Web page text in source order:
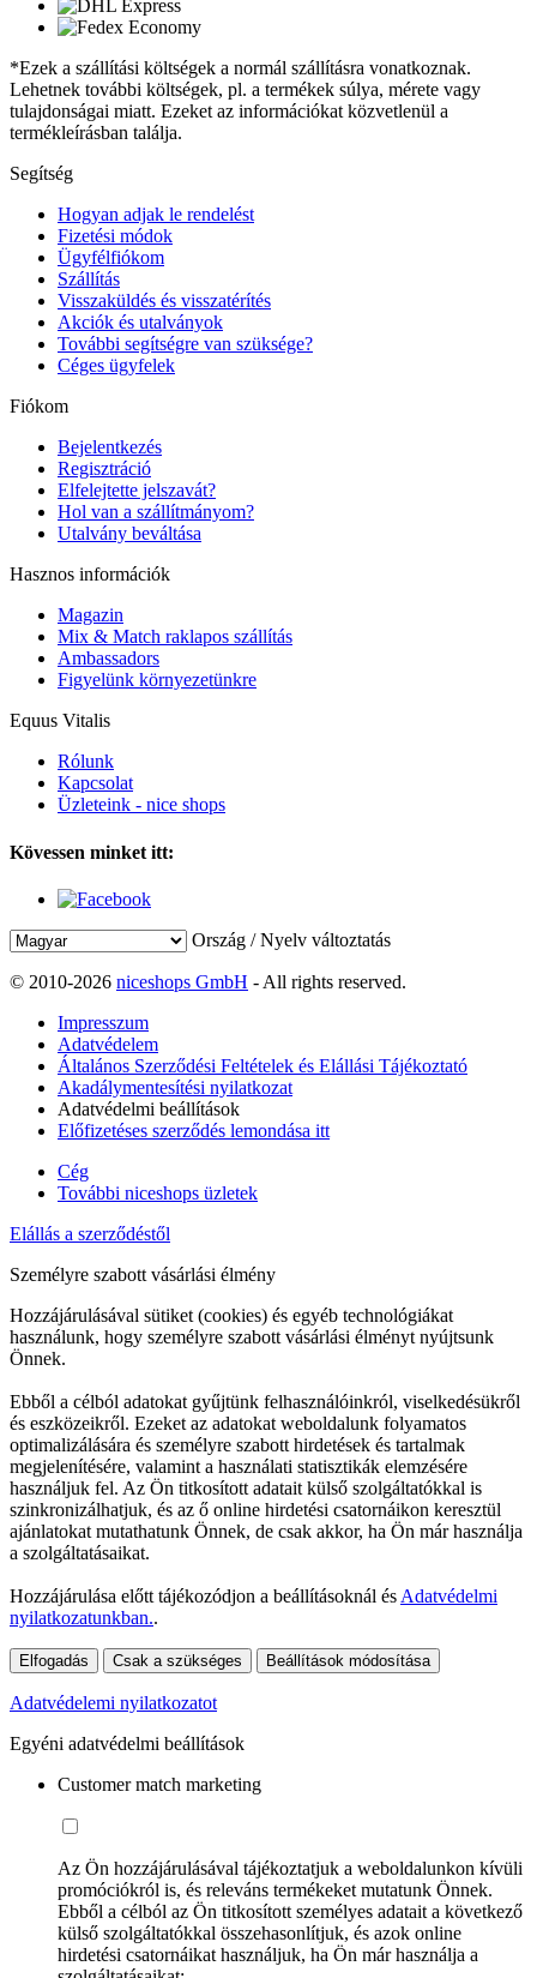
*Ezek a szállítási költségek a normál szállításra vonatkoznak.
Lehetnek további költségek, pl. a termékek súlya, mérete vagy
tulajdonságai miatt. Ezeket az információkat közvetlenül a
termékleírásban találja.
Segítség
Hogyan adjak le rendelést
Fizetési módok
Ügyfélfiókom
Szállítás
Visszaküldés és visszatérítés
Akciók és utalványok
További segítségre van szüksége?
Céges ügyfelek
Fiókom
Bejelentkezés
Regisztráció
Elfelejtette jelszavát?
Hol van a szállítmányom?
Utalvány beváltása
Hasznos információk
Magazin
Mix & Match raklapos szállítás
Ambassadors
Figyelünk környezetünkre
Equus Vitalis
Rólunk
Kapcsolat
Üzleteink - nice shops
Kövessen minket itt:
Ország / Nyelv változtatás
© 2010-2026 niceshops GmbH - All rights reserved.
Impresszum
Adatvédelem
Általános Szerződési Feltételek és Elállási Tájékoztató
Akadálymentesítési nyilatkozat
Adatvédelmi beállítások
Előfizetéses szerződés lemondása itt
Cég
További niceshops üzletek
Elállás a szerződéstől
Személyre szabott vásárlási élmény
Hozzájárulásával sütiket (cookies) és egyéb technológiákat
használunk, hogy személyre szabott vásárlási élményt nyújtsunk
Önnek.
Ebből a célból adatokat gyűjtünk felhasználóinkról, viselkedésükről
és eszközeikről. Ezeket az adatokat weboldalunk folyamatos
optimalizálására és személyre szabott hirdetések és tartalmak
megjelenítésére, valamint a használati statisztikák elemzésére
használjuk fel. Az Ön titkosított adatait külső szolgáltatókkal is
szinkronizálhatjuk, és az ő online hirdetési csatornáikon keresztül
ajánlatokat mutathatunk Önnek, de csak akkor, ha Ön már használja
a szolgáltatásaikat.
Hozzájárulása előtt tájékozódjon a beállításoknál és Adatvédelmi
nyilatkozatunkban..
Elfogadás Csak a szükséges Beállítások módosítása
Adatvédelemi nyilatkozatot
Egyéni adatvédelmi beállítások
Customer match marketing
Az Ön hozzájárulásával tájékoztatjuk a weboldalunkon kívüli
promóciókról is, és releváns termékeket mutatunk Önnek.
Ebből a célból az Ön titkosított személyes adatait a következő
külső szolgáltatókkal összehasonlítjuk, és azok online
hirdetési csatornáikat használjuk, ha Ön már használja a